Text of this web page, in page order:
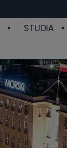
STUDIA